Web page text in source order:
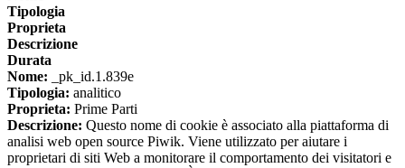
Tipologia
Proprieta
Descrizione
Durata
Nome: _pk_id.1.839e
Tipologia: analitico
Proprieta: Prime Parti
Descrizione: Questo nome di cookie è associato alla piattaforma di
analisi web open source Piwik. Viene utilizzato per aiutare i
proprietari di siti Web a monitorare il comportamento dei visitatori e